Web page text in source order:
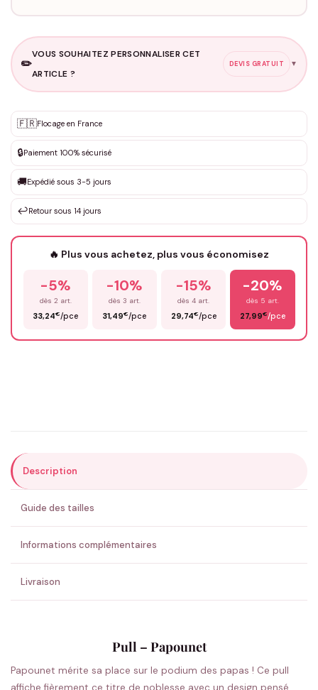
✏️
VOUS SOUHAITEZ PERSONNALISER CET
ARTICLE ?
DEVIS GRATUIT ▼
✨ Personnalisation sur mesure
DEVIS GRATUIT · Personnalisation de 3 à 10€ selon la demande
Que souhaitez-vous ?*
Votre texte / idée*
Prénom*
ENVOYER MA DEMANDE ✨
💚 Retour sous 24-48h🇫🇷 Flocage en France✅ Validation avant fabrication
🇫🇷Flocage en France
🔒Paiement 100% sécurisé
🚚Expédié sous 3-5 jours
↩️Retour sous 14 jours
🔥 Plus vous achetez, plus vous économisez
-5%
dès 2 art.
33,24€/pce
-10%
dès 3 art.
31,49€/pce
-15%
dès 4 art.
29,74€/pce
-20%
dès 5 art.
27,99€/pce
Description
Guide des tailles
Informations complémentaires
Livraison
Pull – Papounet
Papounet mérite sa place sur le podium des papas ! Ce pull
affiche fièrement ce titre de noblesse avec un design pensé